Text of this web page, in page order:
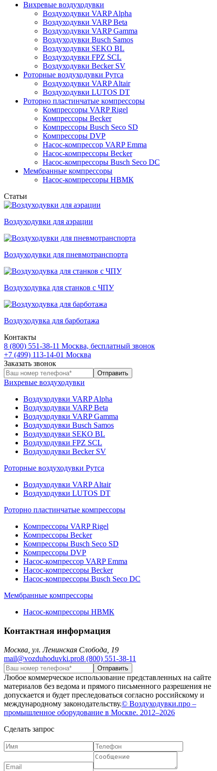
Вихревые воздуходувки
Воздуходувки VARP Alpha
Воздуходувки VARP Beta
Воздуходувки VARP Gamma
Воздуходувки Busch Samos
Воздуходувки SEKO BL
Воздуходувки FPZ SCL
Воздуходувки Becker SV
Роторные воздуходувки Рутса
Воздуходувки VARP Altair
Воздуходувки LUTOS DT
Роторно пластинчатые компрессоры
Компрессоры VARP Rigel
Компрессоры Becker
Компрессоры Busch Seco SD
Компрессоры DVP
Насос-компрессор VARP Emma
Насос-компрессоры Becker
Насос-компрессоры Busch Seco DC
Мембранные компрессоры
Насос-компрессоры НВМК
Статьи
Воздуходувки для аэрации
Воздуходувки для пневмотранспорта
Воздуходувка для станков с ЧПУ
Воздуходувка для барботажа
Контакты
8 (800) 551-38-11 Москва, бесплатный звонок
+7 (499) 113-14-01 Москва
Заказать звонок
Вихревые воздуходувки
Воздуходувки VARP Alpha
Воздуходувки VARP Beta
Воздуходувки VARP Gamma
Воздуходувки Busch Samos
Воздуходувки SEKO BL
Воздуходувки FPZ SCL
Воздуходувки Becker SV
Роторные воздуходувки Рутса
Воздуходувки VARP Altair
Воздуходувки LUTOS DT
Роторно пластинчатые компрессоры
Компрессоры VARP Rigel
Компрессоры Becker
Компрессоры Busch Seco SD
Компрессоры DVP
Насос-компрессор VARP Emma
Насос-компрессоры Becker
Насос-компрессоры Busch Seco DC
Мембранные компрессоры
Насос-компрессоры НВМК
Контактная информация
Москва, ул. Ленинская Слобода, 19
mail@vozduhoduvki.pro8 (800) 551-38-11
Любое коммерческое использование представленных на сайте
материалов без ведома и прямого письменного разрешения не
допускается и будет преследоваться согласно российскому и
международному законодательству.© Воздуходувки.про –
промышленное оборудование в Москве. 2012–2026
Сделать запрос